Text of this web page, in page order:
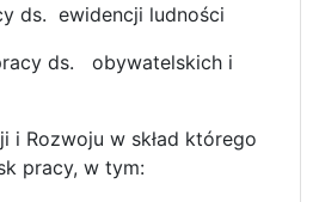
ds. ewidencji ludności
ds. obywatelskich i
i Rozwoju w skład którego
pracy, w tym: